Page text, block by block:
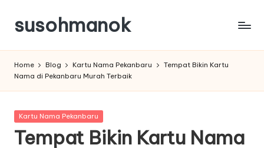
Skip
content
susohmanok
Home Blog Kartu Nama Pekanbaru
Tempat Bikin Kartu
Nama di Pekanbaru Murah Terbaik
Posted
Kartu Nama Pekanbaru
Tempat Bikin Kartu Nama